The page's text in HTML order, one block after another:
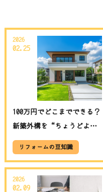
2026
02.25
100万円でどこまでできる？
新築外構を“ちょうどよく
整える”リアルプラン🏡│
埼玉県吉川市 RExST（リク
スト）
リフォームの豆知識
2026
02.09